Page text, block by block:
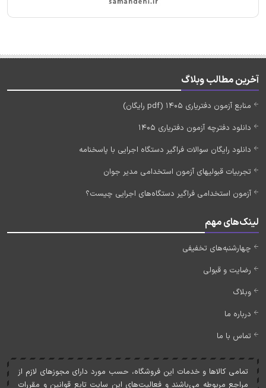
آخرین مطالب وبلاگ
منابع آزمون دفتریاری 1405 (pdf رایگان)
دانلود دفترچه آزمون دفتریاری 1405
دانلود رایگان سوالات فراگیر دستگاه اجرایی با پاسخنامه
تجربیات قبولیهای آزمون استخدامی مدیر جوان
آزمون استخدامی فراگیر دستگاه‌های اجرایی چیست؟
لینک‌های مهم
چهارشنبه‌های تخفیفی
رضایت و قبولی
وبلاگ
درباره ما
تماس با ما
تمامی کالاها و خدمات اين فروشگاه، حسب مورد دارای مجوزهای لازم از
مراجع مربوطه می‌باشند و فعاليت‌های اين سايت تابع قوانين و مقررات